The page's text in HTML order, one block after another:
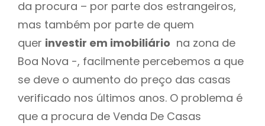
da procura – por parte dos estrangeiros,
mas também por parte de quem
quer investir em imobiliário na zona de
Boa Nova -, facilmente percebemos a que
se deve o aumento do preço das casas
verificado nos últimos anos. O problema é
que a procura de Venda De Casas